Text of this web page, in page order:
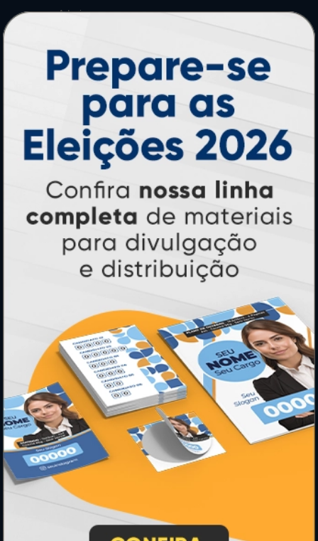
Adesivos
Ímãs
Cartão de Visita
Folder, Flyer e Panfleto
Banners e Lonas
Calendários 2027
PAGUE COM
* Pagamento com cartão de crédito terá valor adicional.
** Pagamentos a prazo poderão ter acréscimo.
*** Nota fiscal sujeita a emissão de acordo com prestador de
serviço, conforme legislação pertinente.
PARTICIPE
SEGURANÇA